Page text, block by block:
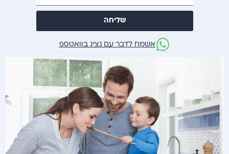
שליחה
אשמח לדבר עם נציג בוואטספ